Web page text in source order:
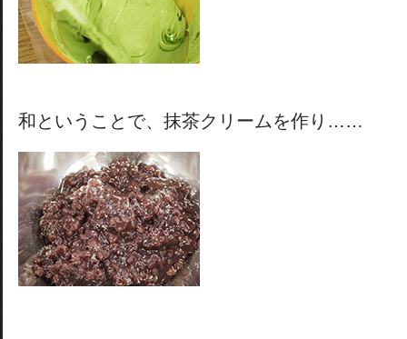
和ということで、抹茶クリームを作り……